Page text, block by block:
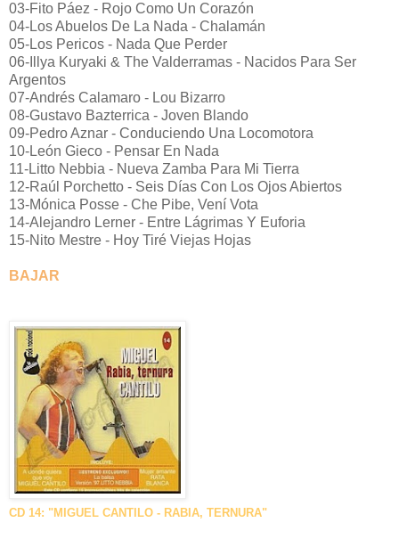
03-Fito Páez - Rojo Como Un Corazón
04-Los Abuelos De La Nada - Chalamán
05-Los Pericos - Nada Que Perder
06-Illya Kuryaki & The Valderramas - Nacidos Para Ser
Argentos
07-Andrés Calamaro - Lou Bizarro
08-Gustavo Bazterrica - Joven Blando
09-Pedro Aznar - Conduciendo Una Locomotora
10-León Gieco - Pensar En Nada
11-Litto Nebbia - Nueva Zamba Para Mi Tierra
12-Raúl Porchetto - Seis Días Con Los Ojos Abiertos
13-Mónica Posse - Che Pibe, Vení Vota
14-Alejandro Lerner - Entre Lágrimas Y Euforia
15-Nito Mestre - Hoy Tiré Viejas Hojas
BAJAR
CD 14: "MIGUEL CANTILO - RABIA, TERNURA"